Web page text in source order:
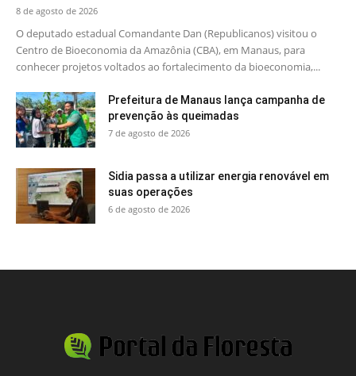
8 de agosto de 2026
O deputado estadual Comandante Dan (Republicanos) visitou o
Centro de Bioeconomia da Amazônia (CBA), em Manaus, para
conhecer projetos voltados ao fortalecimento da bioeconomia,...
Prefeitura de Manaus lança campanha de
prevenção às queimadas
7 de agosto de 2026
Sidia passa a utilizar energia renovável em
suas operações
6 de agosto de 2026